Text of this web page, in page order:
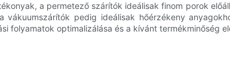
a permetező szárítók ideálisak finom porok
vákuumszárítók pedig ideálisak hőérzékeny
folyamatok optimalizálása és a kívánt termékminőség